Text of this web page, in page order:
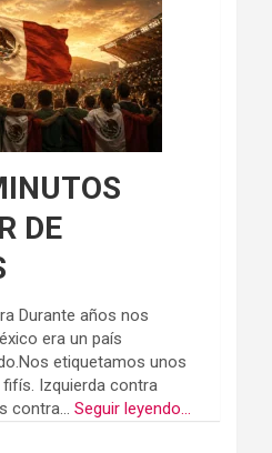
DE
Durante años nos
era un país
etiquetamos unos
Izquierda contra
contra...Seguir leyendo...